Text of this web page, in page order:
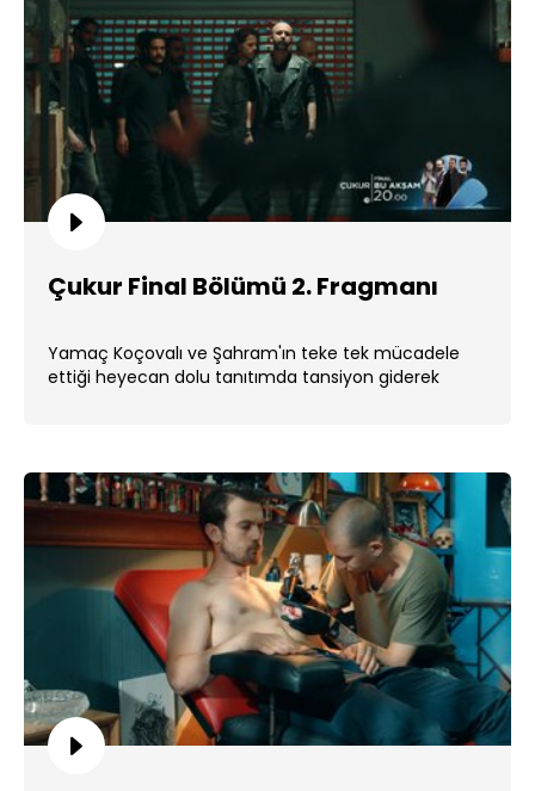
Çukur Final Bölümü 2. Fragmanı
Yamaç Koçovalı ve Şahram'ın teke tek mücadele
ettiği heyecan dolu tanıtımda tansiyon giderek